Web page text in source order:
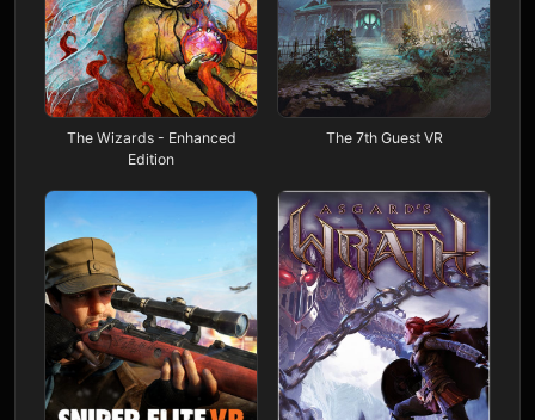
The Wizards - Enhanced
Edition
The 7th Guest VR